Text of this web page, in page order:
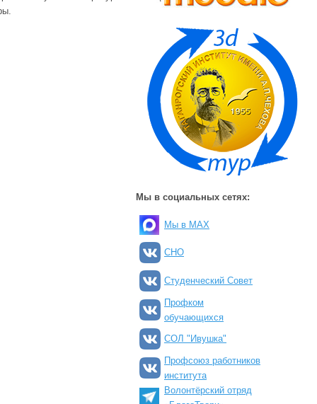
Мы в социальных сетях:
Мы в MAX
СНО
Студенческий Совет
Профком
обучающихся
СОЛ "Ивушка"
Профсоюз работников
института
Волонтёрский отряд